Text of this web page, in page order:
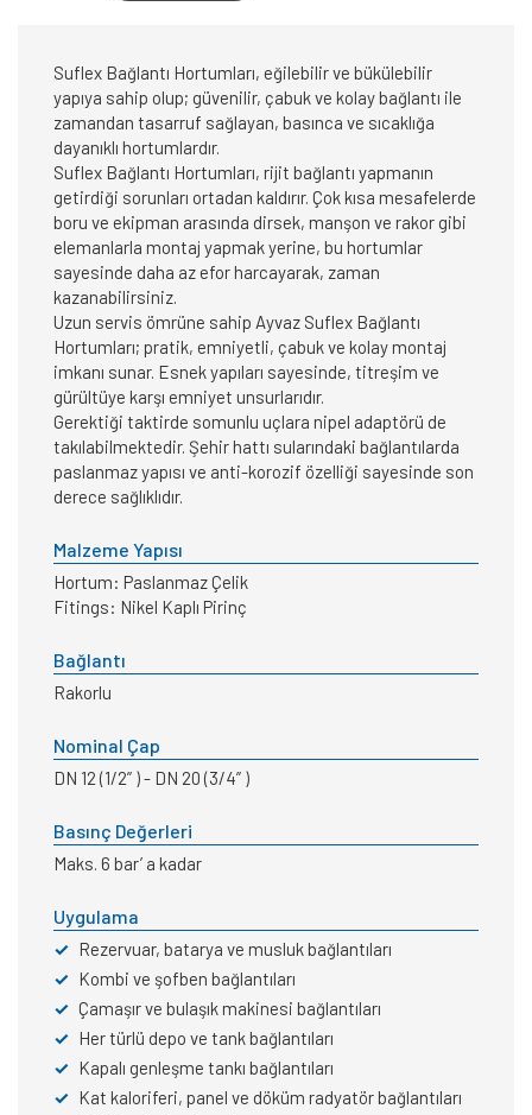
Suflex Bağlantı Hortumları, eğilebilir ve bükülebilir
yapıya sahip olup; güvenilir, çabuk ve kolay bağlantı ile
zamandan tasarruf sağlayan, basınca ve sıcaklığa
dayanıklı hortumlardır.
Suflex Bağlantı Hortumları, rijit bağlantı yapmanın
getirdiği sorunları ortadan kaldırır. Çok kısa mesafelerde
boru ve ekipman arasında dirsek, manşon ve rakor gibi
elemanlarla montaj yapmak yerine, bu hortumlar
sayesinde daha az efor harcayarak, zaman
kazanabilirsiniz.
Uzun servis ömrüne sahip Ayvaz Suflex Bağlantı
Hortumları; pratik, emniyetli, çabuk ve kolay montaj
imkanı sunar. Esnek yapıları sayesinde, titreşim ve
gürültüye karşı emniyet unsurlarıdır.
Gerektiği taktirde somunlu uçlara nipel adaptörü de
takılabilmektedir. Şehir hattı sularındaki bağlantılarda
paslanmaz yapısı ve anti-korozif özelliği sayesinde son
derece sağlıklıdır.
Malzeme Yapısı
Hortum: Paslanmaz Çelik
Fitings: Nikel Kaplı Pirinç
Bağlantı
Rakorlu
Nominal Çap
DN 12 (1/2” ) - DN 20 (3/4” )
Basınç Değerleri
Maks. 6 bar’ a kadar
Uygulama
✓ Rezervuar, batarya ve musluk bağlantıları
✓ Kombi ve şofben bağlantıları
✓ Çamaşır ve bulaşık makinesi bağlantıları
✓ Her türlü depo ve tank bağlantıları
✓ Kapalı genleşme tankı bağlantıları
✓ Kat kaloriferi, panel ve döküm radyatör bağlantıları